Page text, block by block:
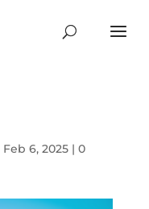
Feb 6, 2025| 0